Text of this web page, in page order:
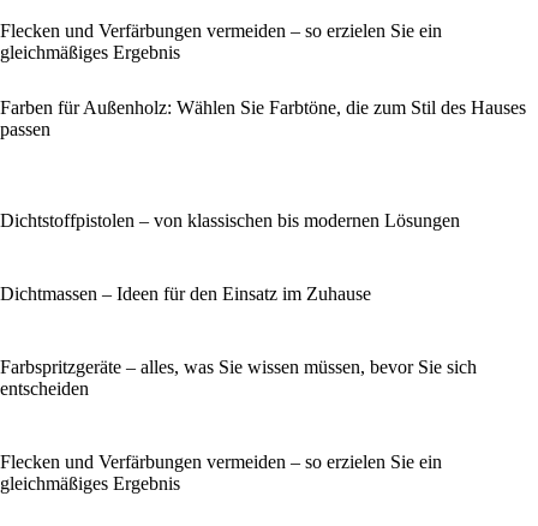
Flecken und Verfärbungen vermeiden – so erzielen Sie ein
gleichmäßiges Ergebnis
Farben für Außenholz: Wählen Sie Farbtöne, die zum Stil des Hauses
passen
Dichtstoffpistolen – von klassischen bis modernen Lösungen
Dichtmassen – Ideen für den Einsatz im Zuhause
Farbspritzgeräte – alles, was Sie wissen müssen, bevor Sie sich
entscheiden
Flecken und Verfärbungen vermeiden – so erzielen Sie ein
gleichmäßiges Ergebnis